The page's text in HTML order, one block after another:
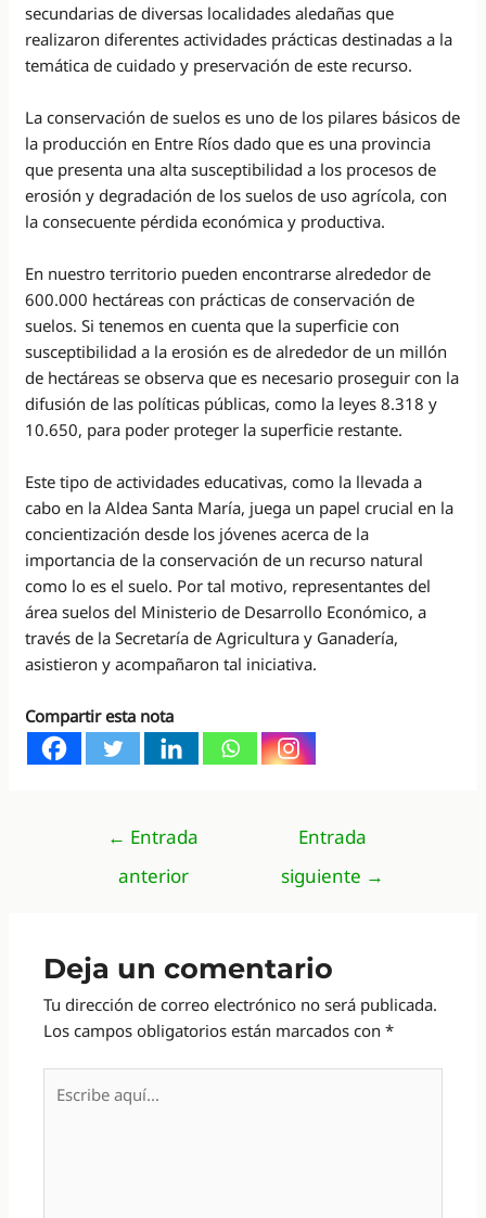
secundarias de diversas localidades aledañas que
realizaron diferentes actividades prácticas destinadas a la
temática de cuidado y preservación de este recurso.
La conservación de suelos es uno de los pilares básicos de
la producción en Entre Ríos dado que es una provincia
que presenta una alta susceptibilidad a los procesos de
erosión y degradación de los suelos de uso agrícola, con
la consecuente pérdida económica y productiva.
En nuestro territorio pueden encontrarse alrededor de
600.000 hectáreas con prácticas de conservación de
suelos. Si tenemos en cuenta que la superficie con
susceptibilidad a la erosión es de alrededor de un millón
de hectáreas se observa que es necesario proseguir con la
difusión de las políticas públicas, como la leyes 8.318 y
10.650, para poder proteger la superficie restante.
Este tipo de actividades educativas, como la llevada a
cabo en la Aldea Santa María, juega un papel crucial en la
concientización desde los jóvenes acerca de la
importancia de la conservación de un recurso natural
como lo es el suelo. Por tal motivo, representantes del
área suelos del Ministerio de Desarrollo Económico, a
través de la Secretaría de Agricultura y Ganadería,
asistieron y acompañaron tal iniciativa.
Compartir esta nota
Navegación
entradas
← Entrada
anterior
Entrada
siguiente →
Deja un comentario
Tu dirección de correo electrónico no será publicada.
Los campos obligatorios están marcados con*
aquí...